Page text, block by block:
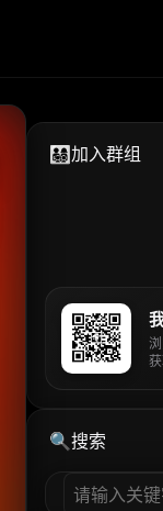
👨‍👩‍👧‍👦加入群组
🔍搜索